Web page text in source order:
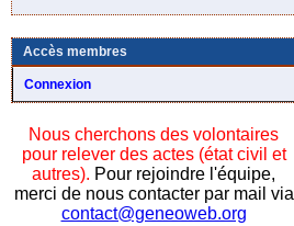
Accès membres
Connexion
Nous cherchons des volontaires
pour relever des actes (état civil et
autres). Pour rejoindre l'équipe,
merci de nous contacter par mail via
contact@geneoweb.org